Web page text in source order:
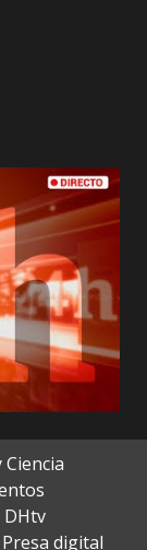
DHtv
digital